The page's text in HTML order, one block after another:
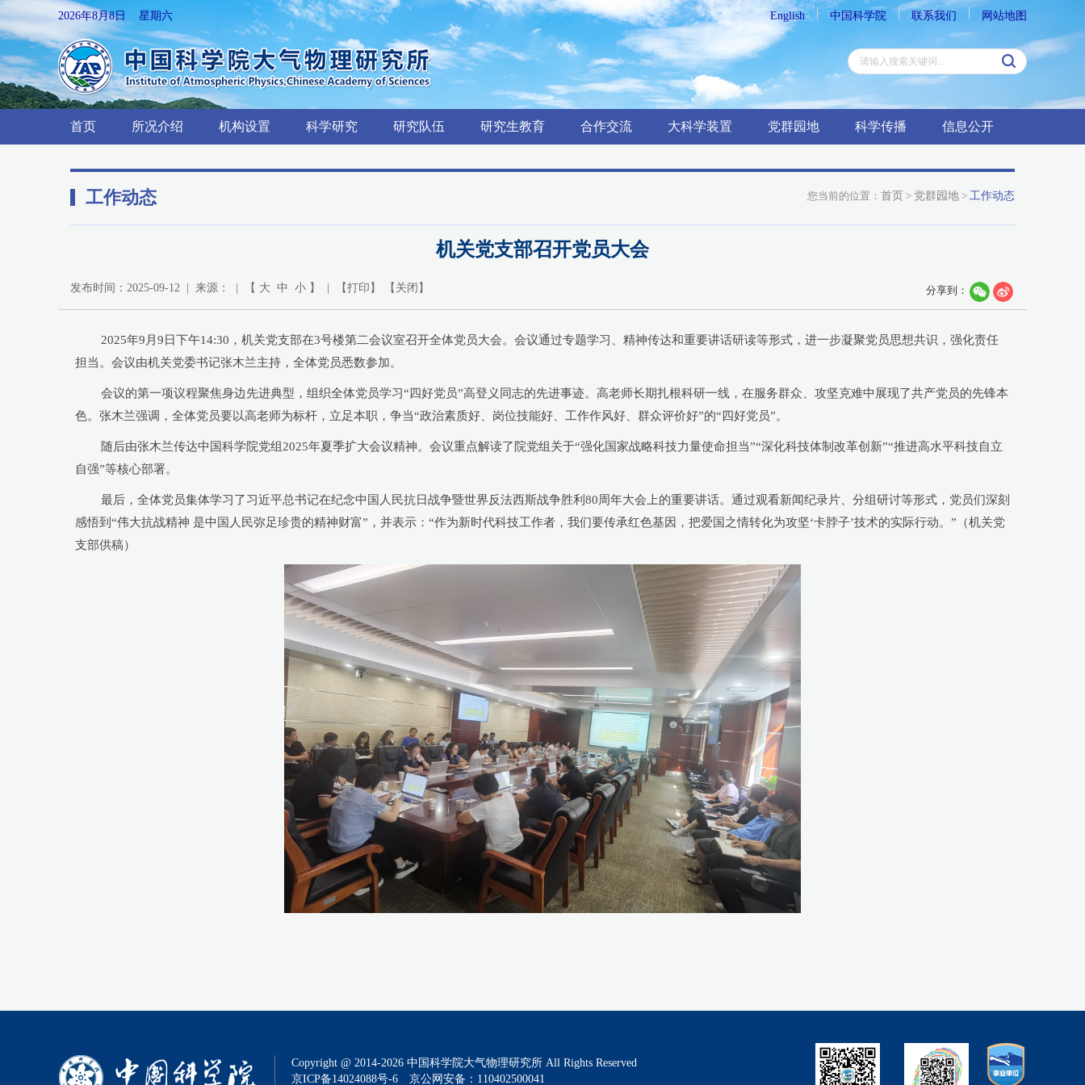
2026年8月8日 星期六 English 中国科学院 联系我们 网站地图
首页 所况介绍 机构设置 科学研究 研究队伍 研究生教育 合作交流 大科学装置 党群园地 科学传播 信息公开
工作动态 您当前的位置： 首页 > 党群园地 > 工作动态
机关党支部召开党员大会
发布时间：2025-09-12 | 来源： | 【 大 中 小 】 | 【打印 】 【 关闭 】 分享到：
2025年9月9日下午14:30，机关党支部在3号楼第二会议室召开全体党员大会。会议通过专题学习、精神传达和重要讲话研读等形式，进一步凝聚党员思想共识，强化责任
担当。会议由机关党委书记张木兰主持，全体党员悉数参加。
会议的第一项议程聚焦身边先进典型，组织全体党员学习“四好党员”高登义同志的先进事迹。高老师长期扎根科研一线，在服务群众、攻坚克难中展现了共产党员的先锋本
色。张木兰强调，全体党员要以高老师为标杆，立足本职，争当“政治素质好、岗位技能好、工作作风好、群众评价好”的“四好党员”。
随后由张木兰传达中国科学院党组2025年夏季扩大会议精神。会议重点解读了院党组关于“强化国家战略科技力量使命担当”“深化科技体制改革创新”“推进高水平科技自立
自强”等核心部署。
最后，全体党员集体学习了习近平总书记在纪念中国人民抗日战争暨世界反法西斯战争胜利80周年大会上的重要讲话。通过观看新闻纪录片、分组研讨等形式，党员们深刻
感悟到“伟大抗战精神 是中国人民弥足珍贵的精神财富”，并表示：“作为新时代科技工作者，我们要传承红色基因，把爱国之情转化为攻坚‘卡脖子’技术的实际行动。” （机关党
支部供稿）
Copyright @ 2014-2026 中国科学院大气物理研究所 All Rights Reserved
京ICP备14024088号-6
京公网安备：110402500041